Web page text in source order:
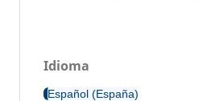
Idioma
Español (España)